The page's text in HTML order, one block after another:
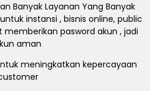
Banyak Layanan Yang Banyak
instansi , bisnis online, public
pasword akun , jadi
aman
meningkatkan kepercayaan